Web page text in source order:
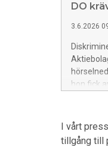
DO
3.6.2026
hon fick
I vårt
tillgång till